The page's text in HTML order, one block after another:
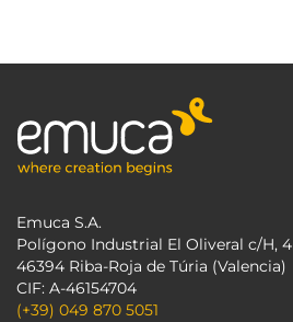
Emuca S.A.
Polígono Industrial El Oliveral c/H, 4
46394 Riba-Roja de Túria (Valencia)
CIF: A-46154704
(+39) 049 870 5051